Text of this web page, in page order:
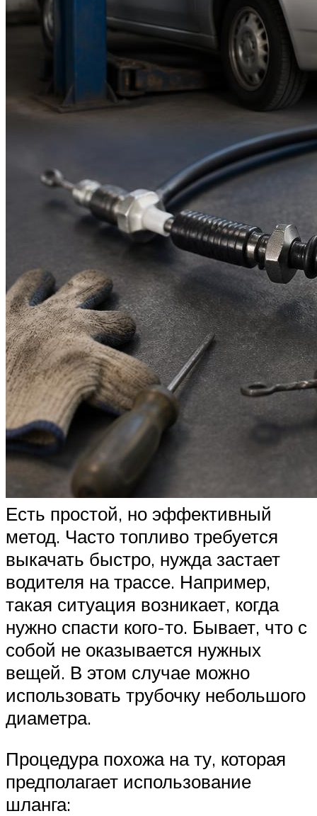
Есть простой, но эффективный
метод. Часто топливо требуется
выкачать быстро, нужда застает
водителя на трассе. Например,
такая ситуация возникает, когда
нужно спасти кого-то. Бывает, что с
собой не оказывается нужных
вещей. В этом случае можно
использовать трубочку небольшого
диаметра.
Процедура похожа на ту, которая
предполагает использование
шланга: